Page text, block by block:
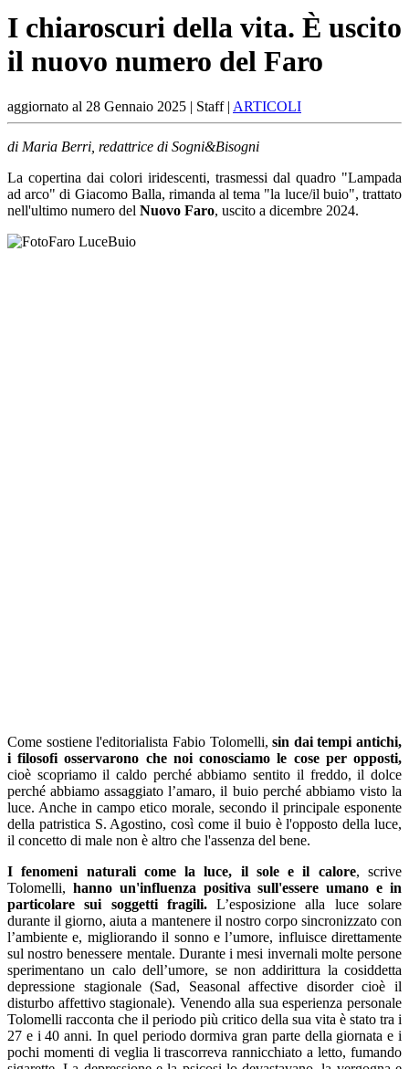
I chiaroscuri della vita. È uscito
il nuovo numero del Faro
aggiornato al 28 Gennaio 2025 | Staff | ARTICOLI
di Maria Berri, redattrice di Sogni&Bisogni
La copertina dai colori iridescenti, trasmessi dal quadro "Lampada
ad arco" di Giacomo Balla, rimanda al tema "la luce/il buio", trattato
nell'ultimo numero del Nuovo Faro, uscito a dicembre 2024.
Come sostiene l'editorialista Fabio Tolomelli,sin dai tempi antichi,
i filosofi osservarono che noi conosciamo le cose per opposti,
cioè scopriamo il caldo perché abbiamo sentito il freddo, il dolce
perché abbiamo assaggiato l’amaro, il buio perché abbiamo visto la
luce. Anche in campo etico morale, secondo il principale esponente
della patristica S. Agostino, così come il buio è l'opposto della luce,
il concetto di male non è altro che l'assenza del bene.
I fenomeni naturali come la luce, il sole e il calore, scrive
Tolomelli, hanno un'influenza positiva sull'essere umano e in
particolare sui soggetti fragili.L’esposizione alla luce solare
durante il giorno, aiuta a mantenere il nostro corpo sincronizzato con
l’ambiente e, migliorando il sonno e l’umore, influisce direttamente
sul nostro benessere mentale. Durante i mesi invernali molte persone
sperimentano un calo dell’umore, se non addirittura la cosiddetta
depressione stagionale (Sad, Seasonal affective disorder cioè il
disturbo affettivo stagionale). Venendo alla sua esperienza personale
Tolomelli racconta che il periodo più critico della sua vita è stato tra i
27 e i 40 anni. In quel periodo dormiva gran parte della giornata e i
pochi momenti di veglia li trascorreva rannicchiato a letto, fumando